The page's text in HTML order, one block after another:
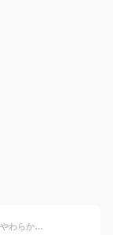
エンゼルスター オーガニックコットン ベビーやわらかリブTシャツ(長袖) | オーガニック コットン 綿 ナチュラル ギフト プレゼント 出産祝い 誕生日 長袖 秋冬春 中厚手 ベビー 赤ちゃんベビー服 Tシャツ 子ども 服 カジュアル コーデ tシャツ [M便 1/1]